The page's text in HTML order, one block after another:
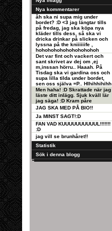
Nya kommentarer
åh ska ni supa mig under
bordet? :D <3 jag längtar tills
på fredag, jag ska köpa nya
kläder tills dess, så ska vi
dricka drinkar på slicken och
lyssna på the kniiiiiife ,
hohohohohohohohohohoh
Det var fint och vackert och
sant skrivet av dej om ,ej
m,inssan hörru.. Haaah. På
Tisdag ska vi gardina oss och
supa lilla tilda under bordet,
sen oss själva =P.. HIhihhihihh
Men haha! :D Skrattade när jag
läste ditt inlägg. Sjuk kväll lär
jag säga! :D Kram påre
JAG SKA MED PÅ BIO!!
Ja MINST SAGT!:D
FAN VAD KUUUUUUUUUUL!!!!!!!
:D
jag vill se brunhåret!!
Statistik
Sök i denna blogg